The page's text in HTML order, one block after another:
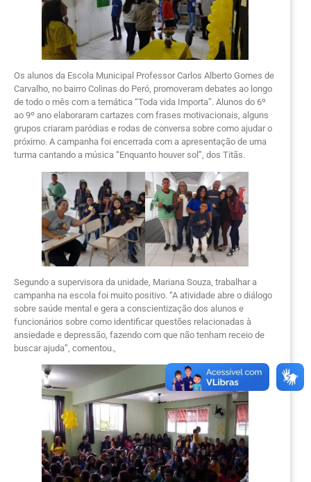
Os alunos da Escola Municipal Professor Carlos Alberto Gomes de
Carvalho, no bairro Colinas do Peró, promoveram debates ao longo
de todo o mês com a temática “Toda vida Importa”. Alunos do 6º
ao 9º ano elaboraram cartazes com frases motivacionais, alguns
grupos criaram paródias e rodas de conversa sobre como ajudar o
próximo. A campanha foi encerrada com a apresentação de uma
turma cantando a música “Enquanto houver sol”, dos Titãs.
Segundo a supervisora da unidade, Mariana Souza, trabalhar a
campanha na escola foi muito positivo. “A atividade abre o diálogo
sobre saúde mental e gera a conscientização dos alunos e
funcionários sobre como identificar questões relacionadas à
ansiedade e depressão, fazendo com que não tenham receio de
buscar ajuda”, comentou.,